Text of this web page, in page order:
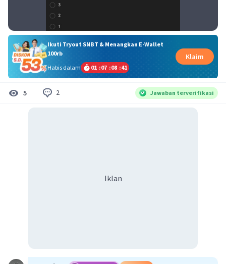
Ikuti Tryout SNBT & Menangkan E-Wallet
100rb
Habis dalam
01 :07 :08 :40
Klaim
5 2 Jawaban terverifikasi
Iklan